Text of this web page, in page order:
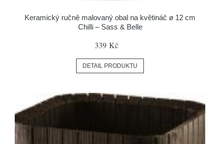
Keramický ručně malovaný obal na květináč ø 12 cm
Chilli – Sass & Belle
339 Kč
DETAIL PRODUKTU